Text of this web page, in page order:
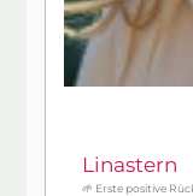
Linastern
🌱 Erste positive